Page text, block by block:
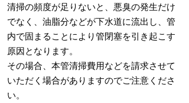
清掃の頻度が足りないと、悪臭の発生だけ
でなく、油脂分などが下水道に流出し、管
内で固まることにより管閉塞を引き起こす
原因となります。
その場合、本管清掃費用などを請求させて
いただく場合がありますのでご注意くださ
い。